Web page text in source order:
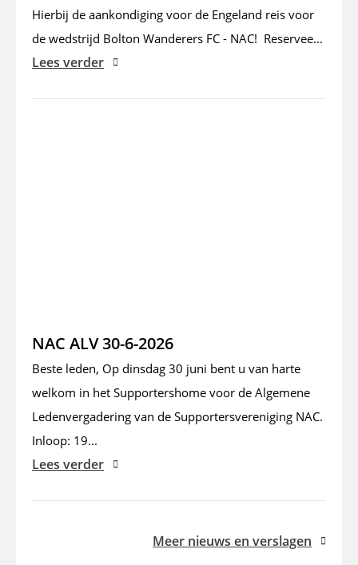
Hierbij de aankondiging voor de Engeland reis voor
de wedstrijd Bolton Wanderers FC - NAC! Reservee...
Lees verder
NAC ALV 30-6-2026
Beste leden, Op dinsdag 30 juni bent u van harte
welkom in het Supportershome voor de Algemene
Ledenvergadering van de Supportersvereniging NAC.
Inloop: 19...
Lees verder
Meer nieuws en verslagen